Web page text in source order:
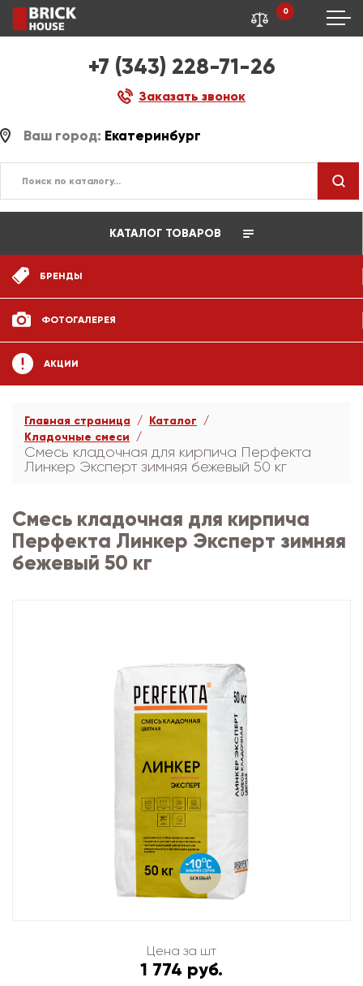
+7 (343) 228-71-26
Заказать звонок
0
Ваш город: Екатеринбург
КАТАЛОГ ТОВАРОВ
БРЕНДЫ
ФОТОГАЛЕРЕЯ
АКЦИИ
Главная страница
Каталог
Кладочные смеси
Смесь кладочная для кирпича Перфекта
Линкер Эксперт зимняя бежевый 50 кг
Смесь кладочная для кирпича
Перфекта Линкер Эксперт зимняя
бежевый 50 кг
Цена за шт
1 774 руб.